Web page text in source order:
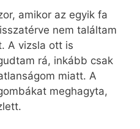
amikor az egyik fa
nem találtam
A vizsla ott is
rá, inkább csak
miatt. A
meghagyta,